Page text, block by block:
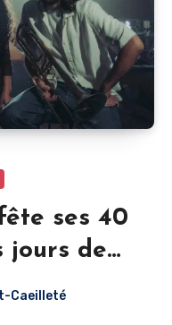
ses 40
jours de
Caeilleté